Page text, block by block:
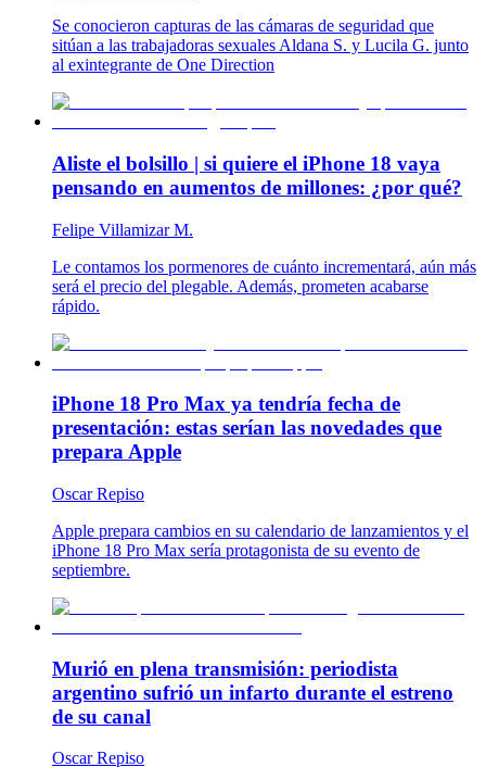
Se conocieron capturas de las cámaras de seguridad que
sitúan a las trabajadoras sexuales Aldana S. y Lucila G. junto
al exintegrante de One Direction
Aliste el bolsillo | si quiere el iPhone 18 vaya
pensando en aumentos de millones: ¿por qué?
Felipe Villamizar M.
Le contamos los pormenores de cuánto incrementará, aún más
será el precio del plegable. Además, prometen acabarse
rápido.
iPhone 18 Pro Max ya tendría fecha de
presentación: estas serían las novedades que
prepara Apple
Oscar Repiso
Apple prepara cambios en su calendario de lanzamientos y el
iPhone 18 Pro Max sería protagonista de su evento de
septiembre.
Murió en plena transmisión: periodista
argentino sufrió un infarto durante el estreno
de su canal
Oscar Repiso